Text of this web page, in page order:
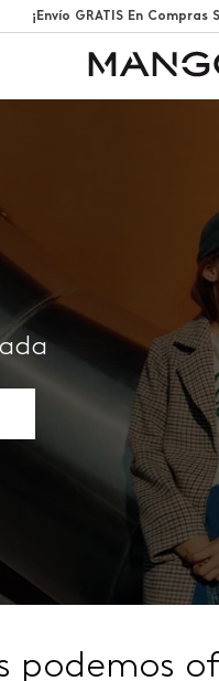
¡Envío GRATIS En
podemos